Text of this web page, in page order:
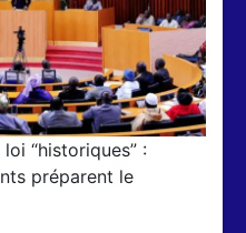
“historiques” :
préparent le